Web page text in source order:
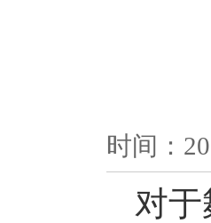
时间：
对